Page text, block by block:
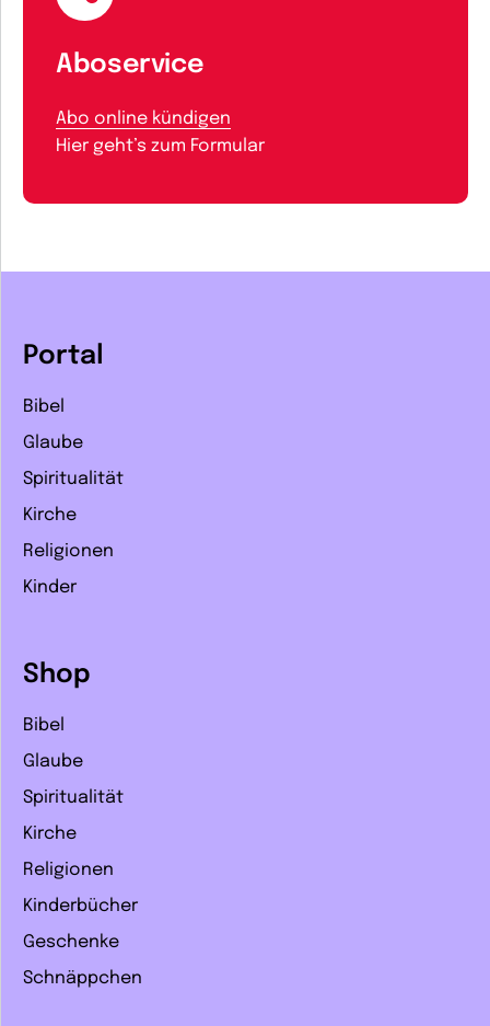
Aboservice
Abo online kündigen
Hier geht’s zum Formular
Portal
Bibel
Glaube
Spiritualität
Kirche
Religionen
Kinder
Shop
Bibel
Glaube
Spiritualität
Kirche
Religionen
Kinderbücher
Geschenke
Schnäppchen